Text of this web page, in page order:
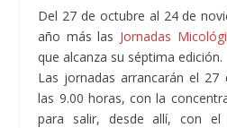
Del 27 de octubre al 24 de
año más las Jornadas
que alcanza su séptima edición.
Las jornadas arrancarán el 27
las 9.00 horas, con la
para salir, desde allí, con